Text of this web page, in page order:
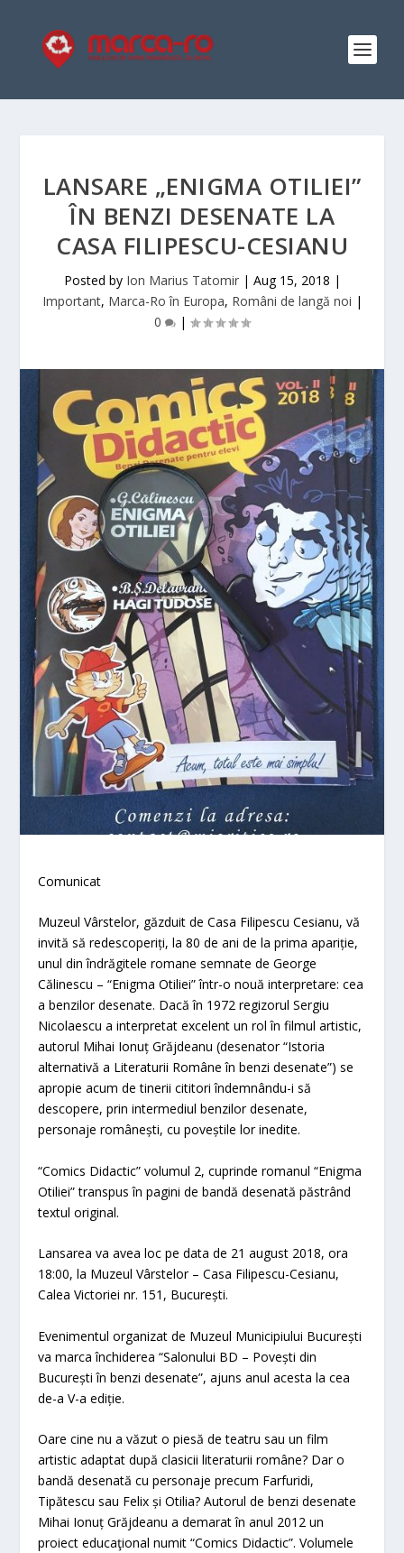
LANSARE „ENIGMA OTILIEI”
ÎN BENZI DESENATE LA
CASA FILIPESCU-CESIANU
Posted by Ion Marius Tatomir| Aug 15, 2018 |
Important, Marca-Ro în Europa, Români de langă noi |
0
|
Comunicat
Muzeul Vârstelor, găzduit de Casa Filipescu Cesianu, vă
invită să redescoperiți, la 80 de ani de la prima apariție,
unul din îndrăgitele romane semnate de George
Călinescu – “Enigma Otiliei” într-o nouă interpretare: cea
a benzilor desenate. Dacă în 1972 regizorul Sergiu
Nicolaescu a interpretat excelent un rol în filmul artistic,
autorul Mihai Ionuț Grăjdeanu (desenator “Istoria
alternativă a Literaturii Române în benzi desenate”) se
apropie acum de tinerii cititori îndemnându-i să
descopere, prin intermediul benzilor desenate,
personaje românești, cu poveștile lor inedite.
“Comics Didactic” volumul 2, cuprinde romanul “Enigma
Otiliei” transpus în pagini de bandă desenată păstrând
textul original.
Lansarea va avea loc pe data de 21 august 2018, ora
18:00, la Muzeul Vârstelor – Casa Filipescu-Cesianu,
Calea Victoriei nr. 151, București.
Evenimentul organizat de Muzeul Municipiului București
va marca închiderea “Salonului BD – Povești din
București în benzi desenate”, ajuns anul acesta la cea
de-a V-a ediție.
Oare cine nu a văzut o piesă de teatru sau un film
artistic adaptat după clasicii literaturii române? Dar o
bandă desenată cu personaje precum Farfuridi,
Tipătescu sau Felix și Otilia? Autorul de benzi desenate
Mihai Ionuț Grăjdeanu a demarat în anul 2012 un
proiect educaţional numit “Comics Didactic”. Volumele